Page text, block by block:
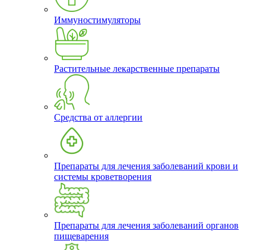
Иммуностимуляторы
Растительные лекарственные препараты
Средства от аллергии
Препараты для лечения заболеваний крови и
системы кроветворения
Препараты для лечения заболеваний органов
пищеварения